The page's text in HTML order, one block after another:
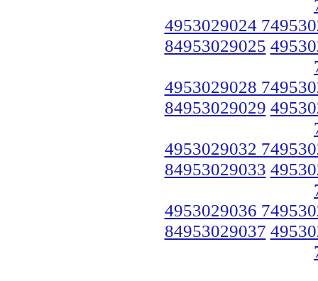
4953029024
84953029025
4953029028
84953029029
4953029032
84953029033
4953029036
84953029037